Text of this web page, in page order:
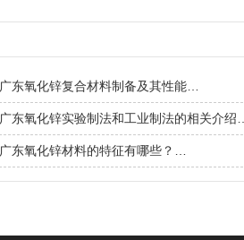
广东氧化锌复合材料制备及其性能…
广东氧化锌实验制法和工业制法的相关介绍…
广东氧化锌材料的特征有哪些？…